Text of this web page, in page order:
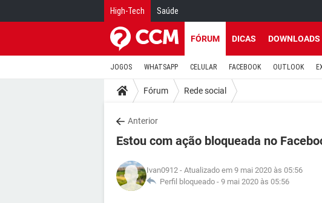
High-Tech Saúde
FÓRUM DICAS DOWNLOADS
JOGOS WHATSAPP CELULAR FACEBOOK OUTLOOK
Fórum Rede social
Anterior
Estou com ação bloqueada no
Ivan0912 - Atualizado em 9 mai 2020 às 05:56
Perfil bloqueado - 9 mai 2020 às 05:56